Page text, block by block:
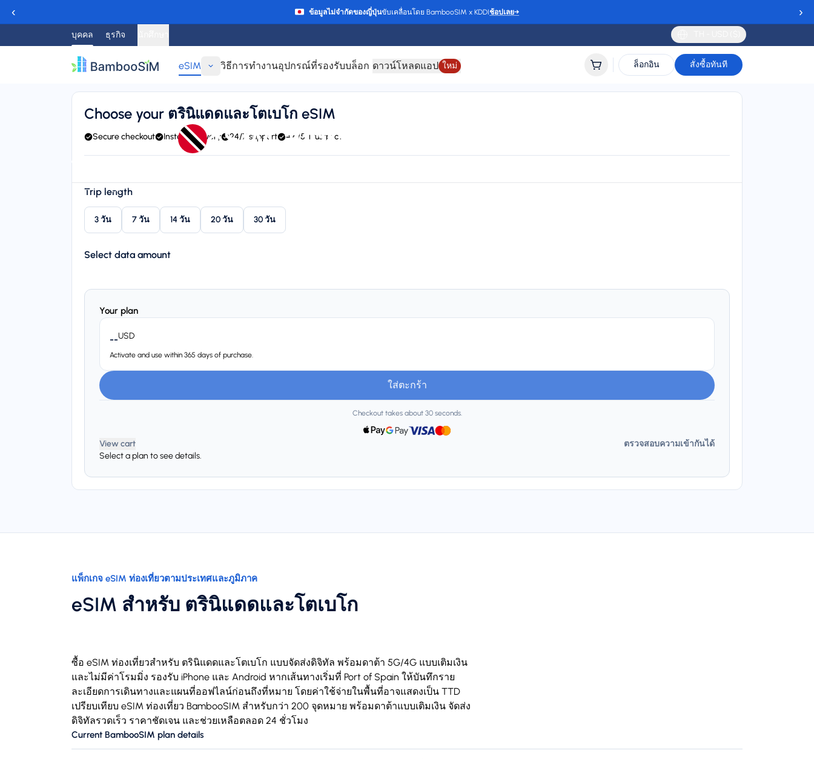
‹ ข้อมูลไม่จำกัดของญี่ปุ่นขับเคลื่อนโดย BambooSIM x KDDIช้อปเลย→ ›
บุคคล ธุรกิจ
eSIM วิธีการทำงานอุปกรณ์ที่รองรับบล็อก ดาวน์โหลดแอป ใหม่ ล็อกอิน สั่งซื้อทันที
eSIM สำหรับ ตรินิแดดและโตเบโก
Starting price
$21.95
Choose your ตรินิแดดและโตเบโก eSIM
Secure checkout Instant delivery 24/7 support 4.6/5 Trustpilot
Trip length
3 วัน 7 วัน 14 วัน 20 วัน 30 วัน
Select data amount
Your plan
--USD
Activate and use within 365 days of purchase.
ใส่ตะกร้า
Checkout takes about 30 seconds.
View cart
ตรวจสอบความเข้ากันได้
Select a plan to see details.
แพ็กเกจ eSIM ท่องเที่ยวตามประเทศและภูมิภาค
eSIM สำหรับ ตรินิแดดและโตเบโก
ซื้อ eSIM ท่องเที่ยวสำหรับ ตรินิแดดและโตเบโก แบบจัดส่งดิจิทัล พร้อมดาต้า 5G/4G แบบเติมเงิน
และไม่มีค่าโรมมิ่ง รองรับ iPhone และ Android หากเส้นทางเริ่มที่ Port of Spain ให้บันทึกราย
ละเอียดการเดินทางและแผนที่ออฟไลน์ก่อนถึงที่หมาย โดยค่าใช้จ่ายในพื้นที่อาจแสดงเป็น TTD
เปรียบเทียบ eSIM ท่องเที่ยว BambooSIM สำหรับกว่า 200 จุดหมาย พร้อมดาต้าแบบเติมเงิน จัดส่ง
ดิจิทัลรวดเร็ว ราคาชัดเจน และช่วยเหลือตลอด 24 ชั่วโมง
Current BambooSIM plan details